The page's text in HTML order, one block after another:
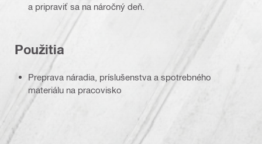
a pripraviť sa na náročný deň.
Použitia
Preprava náradia, príslušenstva a spotrebného
materiálu na pracovisko